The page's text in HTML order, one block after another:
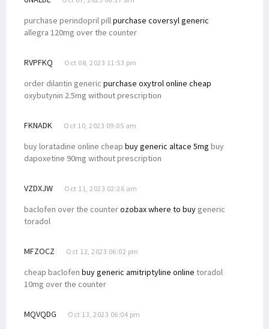
purchase perindopril pillpurchase coversyl generic
allegra 120mg over the counter
RVPFKQ Oct 08, 2023 11:53 pm
order dilantin generic purchase oxytrol online cheap
oxybutynin 2.5mg without prescription
FKNADK Oct 10, 2023 09:05 am
buy loratadine online cheap buy generic altace 5mg buy
dapoxetine 90mg without prescription
VZDXJW Oct 11, 2023 02:26 am
baclofen over the counterozobax where to buy generic
toradol
MFZOCZ Oct 12, 2023 06:02 pm
cheap baclofen buy generic amitriptyline online toradol
10mg over the counter
MQVQDG Oct 13, 2023 06:04 pm